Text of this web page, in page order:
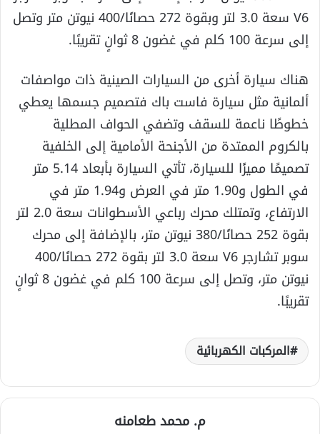
V6 سعة 3.0 لتر وبقوة 272 حصانًا/400 نيوتن متر وتصل
إلى سرعة 100 كلم في غضون 8 ثوانٍ تقريبًا.
هناك سيارة أخرى من السيارات الصينية ذات مواصفات
ألمانية مثل سيارة فاست باك فتصميم جسمها يعطي
خطوطًا ناعمة للسقف وتضفي الحواف المطلية
بالكروم الممتدة من الأجنحة الأمامية إلى الخلفية
تصميمًا مميزًا للسيارة، تأتي السيارة بأبعاد 5.14 متر
في الطول و1.90 متر في العرض و1.94 متر في
الارتفاع، وتمتلك محرك رباعي الأسطوانات سعة 2.0 لتر
بقوة 252 حصانًا/380 نيوتن متر، بالإضافة إلى محرك
سوبر تشارجر V6 سعة 3.0 لتر بقوة 272 حصانًا/400
نيوتن متر، وتصل إلى سرعة 100 كلم في غضون 8 ثوانٍ
تقريبًا.
المركبات الكهربائية
م. محمد طعامنه